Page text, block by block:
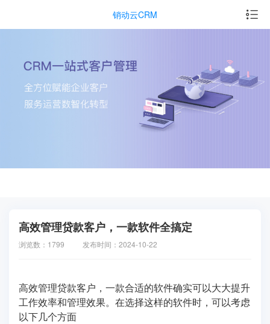
销动云CRM
高效管理贷款客户，一款软件全搞定
浏览数：1799 发布时间：2024-10-22
高效管理贷款客户，一款合适的软件确实可以大大提升
工作效率和管理效果。在选择这样的软件时，可以考虑
以下几个方面